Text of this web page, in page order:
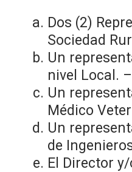
Dos (2)
Sociedad
Un
nivel Local. –
Un
Médico
Un
de
El Director